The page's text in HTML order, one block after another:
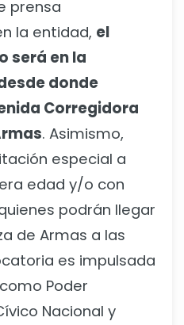
prensa
la entidad, el
será en la
donde
Corregidora
. Asimismo,
especial a
edad y/o con
podrán llegar
de Armas a las
es impulsada
Poder
Nacional y